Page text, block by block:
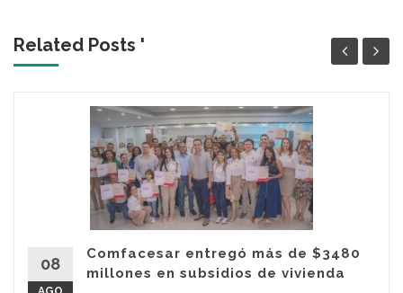
Related Posts '
08
Comfacesar entregó más de $3480
millones en subsidios de vivienda